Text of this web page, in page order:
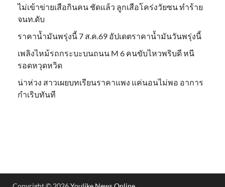
ไม่เข้าข่าย​เสือกินคน ชัดแล้ว ลูกเสือโคร่งวัยซน ทำร้าย
จนท.ดับ
ราคาน้ำมันพรุ่งนี้ 7 ส.ค.69 อัปเดตราคาน้ำมันวันพรุ่งนี้
เพลิงไหม้รถกระบะบนถนน M 6 คนขับไหวพริบดี หนี
รอดหวุดหวิด
น่าห่วง สาวเผยบทเรียนราคาแพง แค่นอนไม่พอ อาการ
กำเริบทันที